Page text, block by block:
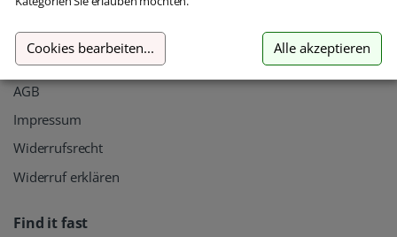
Kontakt
Datenschutz
AGB
Impressum
Widerrufsrecht
Widerruf erklären
Find it fast
Cookies bearbeiten... Alle akzeptieren